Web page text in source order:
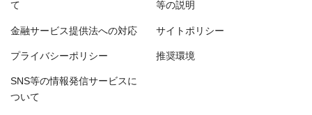
て 等の説明
金融サービス提供法への対応 サイトポリシー
プライバシーポリシー 推奨環境
SNS等の情報発信サービスに
ついて